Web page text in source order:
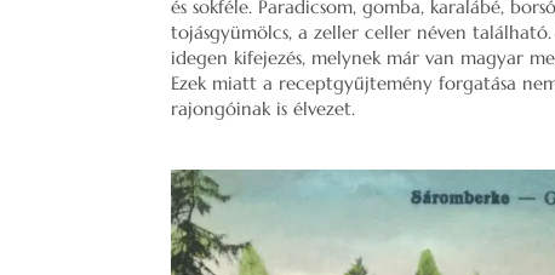
és sokféle. Paradicsom, gomba, karalábé,
tojásgyümölcs, a zeller celler néven
idegen kifejezés, melynek már van magyar
Ezek miatt a receptgyűjtemény forgatása
rajongóinak is élvezet.